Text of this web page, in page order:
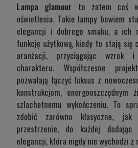
Lampa glamour to zatem coś
oświetlenia. Takie lampy bowiem
elegancji i dobrego smaku, a ich
funkcję użytkową, kiedy to stają się
aranżacji, przyciągając wzrok
charakteru. Współczesne
pozwalają łączyć luksus z
konstrukcjom, energooszczędnym
szlachetnemu wykończeniu. To
zdobić zarówno klasyczne, jak
przestrzenie, do każdej
elegancji, która nigdy nie wychodzi z